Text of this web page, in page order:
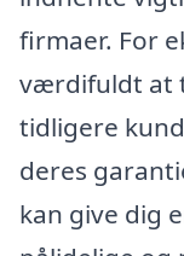
firmaer. For
værdifuldt at
tidligere
deres
kan give dig